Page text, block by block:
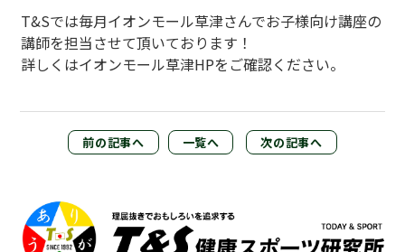
T&Sでは毎月イオンモール草津さんでお子様向け講座の
講師を担当させて頂いております！
詳しくはイオンモール草津HPをご確認ください。
前の記事へ 一覧へ 次の記事へ